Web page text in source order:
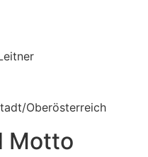
Oberösterreich
Motto